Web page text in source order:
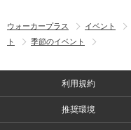
ウォーカープラス イベント
ト
季節のイベント
利用規約
推奨環境